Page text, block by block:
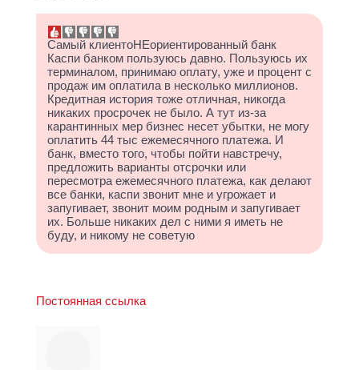
Самый клиентоНЕориентированный банк
Каспи банком пользуюсь давно. Пользуюсь их
терминалом, принимаю оплату, уже и процент с
продаж им оплатила в несколько миллионов.
Кредитная история тоже отличная, никогда
никаких просрочек не было. А тут из-за
карантинных мер бизнес несет убытки, не могу
оплатить 44 тыс ежемесячного платежа. И
банк, вместо того, чтобы пойти навстречу,
предложить варианты отсрочки или
пересмотра ежемесячного платежа, как делают
все банки, каспи звонит мне и угрожает и
запугивает, звонит моим родным и запугивает
их. Больше никаких дел с ними я иметь не
буду, и никому не советую
Постоянная ссылка